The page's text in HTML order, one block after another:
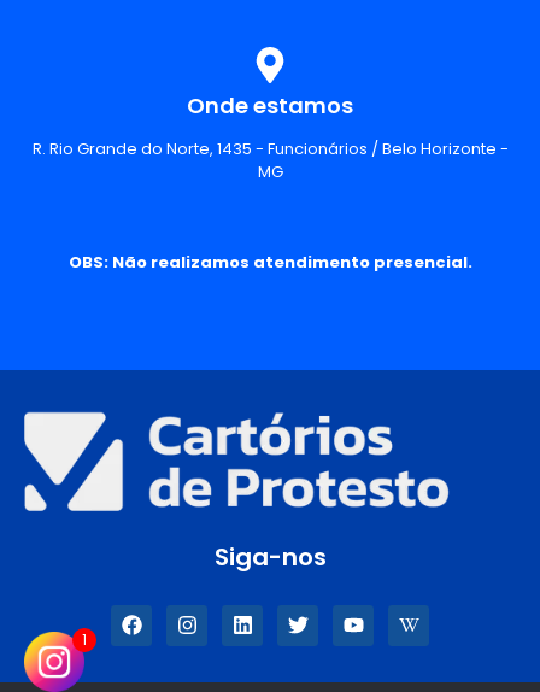
Onde estamos
R. Rio Grande do Norte, 1435 - Funcionários / Belo Horizonte -
MG
OBS: Não realizamos atendimento presencial.
Siga-nos
1